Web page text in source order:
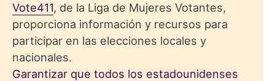
Vote411, de la Liga de Mujeres Votantes,
proporciona información y recursos para
participar en las elecciones locales y
nacionales.
Garantizar que todos los estadounidenses